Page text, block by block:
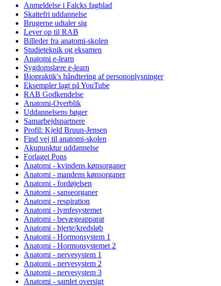
Anmeldelse i Falcks fagblad
Skattefri uddannelse
Brugerne udtaler sig
Lever op til RAB
Billeder fra anatomi-skolen
Studieteknik og eksamen
Anatomi e-learn
Sygdomslære e-learn
Biopraktik's håndtering af personoplysninger
Eksempler lagt på YouTube
RAB Godkendelse
Anatomi-Overblik
Uddannelsens bøger
Samarbejdspartnere
Profil: Kjeld Bruun-Jensen
Find vej til anatomi-skolen
Akupunktur uddannelse
Forlaget Pons
Anatomi - kvindens kønsorganer
Anatomi - mandens kønsorganer
Anatomi - fordøjelsen
Anatomi - sanseorganer
Anatomi - respiration
Anatomi - lymfesystemet
Anatomi - bevægeapparat
Anatomi - hjerte/kredsløb
Anatomi - Hormonsystem 1
Anatomi - Hormonsystemet 2
Anatomi - nervesystem 1
Anatomi - nervesystem 2
Anatomi - nervesystem 3
Anatomi - samlet oversigt